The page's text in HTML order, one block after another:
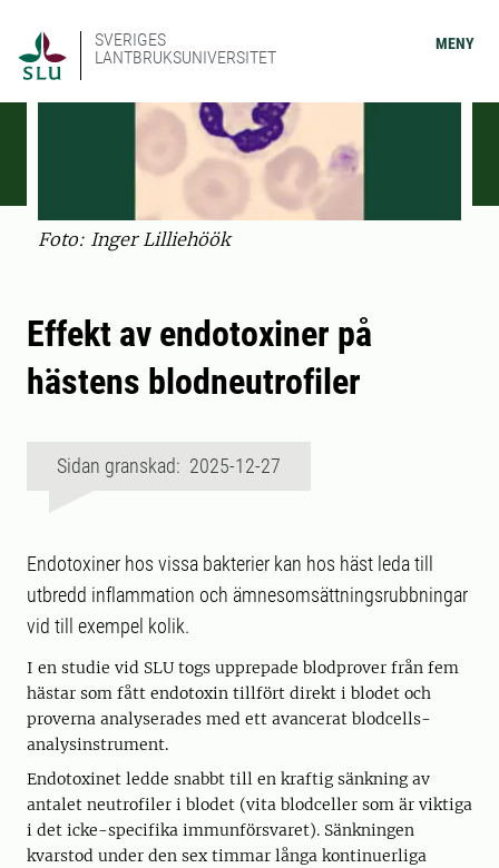
SVERIGES
LANTBRUKSUNIVERSITET
MENY
Foto: Inger Lilliehöök
Effekt av endotoxiner på
hästens blodneutrofiler
Sidan granskad: 2025-12-27
Endotoxiner hos vissa bakterier kan hos häst leda till
utbredd inflammation och ämnesomsättningsrubbningar
vid till exempel kolik.
I en studie vid SLU togs upprepade blodprover från fem
hästar som fått endotoxin tillfört direkt i blodet och
proverna analyserades med ett avancerat blodcells-
analysinstrument.
Endotoxinet ledde snabbt till en kraftig sänkning av
antalet neutrofiler i blodet (vita blodceller som är viktiga
i det icke-specifika immunförsvaret). Sänkningen
kvarstod under den sex timmar långa kontinuerliga